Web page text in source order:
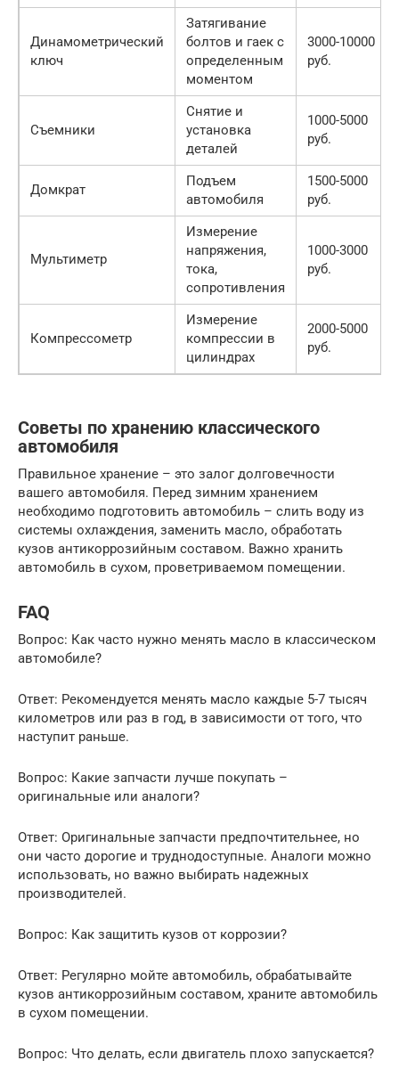
Динамометрический
ключ
Затягивание
болтов и гаек с
определенным
моментом
3000-10000
руб.
Съемники
Снятие и
установка
деталей
1000-5000
руб.
Домкрат
Подъем
автомобиля
1500-5000
руб.
Мультиметр
Измерение
напряжения,
тока,
сопротивления
1000-3000
руб.
Компрессометр
Измерение
компрессии в
цилиндрах
2000-5000
руб.
Советы по хранению классического
автомобиля
Правильное хранение – это залог долговечности
вашего автомобиля. Перед зимним хранением
необходимо подготовить автомобиль – слить воду из
системы охлаждения, заменить масло, обработать
кузов антикоррозийным составом. Важно хранить
автомобиль в сухом, проветриваемом помещении.
FAQ
Вопрос: Как часто нужно менять масло в классическом
автомобиле?
Ответ: Рекомендуется менять масло каждые 5-7 тысяч
километров или раз в год, в зависимости от того, что
наступит раньше.
Вопрос: Какие запчасти лучше покупать –
оригинальные или аналоги?
Ответ: Оригинальные запчасти предпочтительнее, но
они часто дорогие и труднодоступные. Аналоги можно
использовать, но важно выбирать надежных
производителей.
Вопрос: Как защитить кузов от коррозии?
Ответ: Регулярно мойте автомобиль, обрабатывайте
кузов антикоррозийным составом, храните автомобиль
в сухом помещении.
Вопрос: Что делать, если двигатель плохо запускается?